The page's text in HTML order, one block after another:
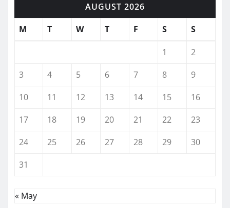
AUGUST 2026
M
T W T F S S
1
2
3
4 5 6 7 8
9
10
11 12 13 14 15
16
17
18 19 20 21 22
23
24
25 26 27 28 29
30
31
« May